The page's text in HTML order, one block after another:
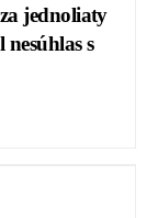
jednoliaty
s